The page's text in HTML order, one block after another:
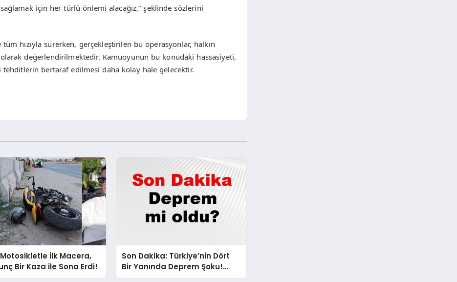
için her türlü önlemi alacağız,” şeklinde sözlerini
hızıyla sürerken, gerçekleştirilen bu operasyonlar, halkın
değerlendirilmektedir. Kamuoyunun bu konudaki hassasiyeti,
tehditlerin bertaraf edilmesi daha kolay hale gelecektir.
İlk Macera,
Bir Kaza ile Sona Erdi!
Son Dakika: Türkiye’nin Dört
Bir Yanında Deprem Şoku!
AFAD Verilerine Göre En Son